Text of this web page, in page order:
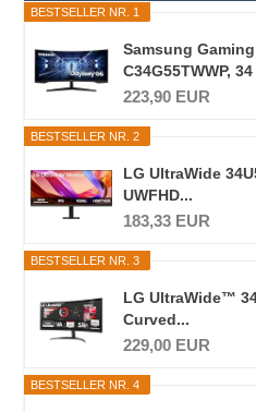
BESTSELLER NR. 1
Samsung
C34G55TWWP,
223,90 EUR
BESTSELLER NR. 2
LG UltraWide
UWFHD...
183,33 EUR
BESTSELLER NR. 3
LG UltraWide™
Curved...
229,00 EUR
BESTSELLER NR. 4